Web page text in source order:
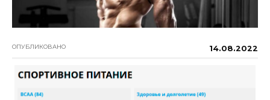
ОПУБЛИКОВАНО 14.08.2022